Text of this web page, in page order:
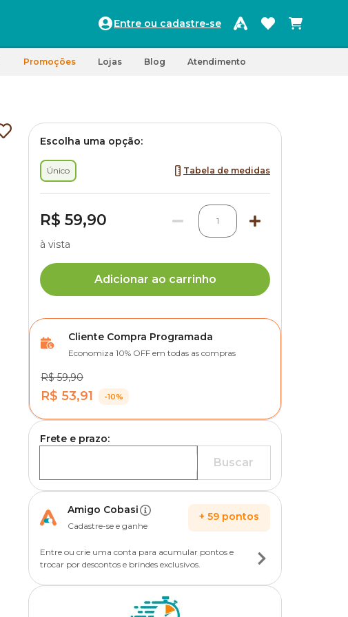
Entre ou cadastre-se
Promoções Lojas Blog Atendimento
Escolha uma opção:
Único Tabela de medidas
R$ 59,90 1
à vista
Adicionar ao carrinho
Cliente Compra Programada
Economiza 10% OFF em todas as compras
R$ 59,90
R$ 53,91 -10%
Frete e prazo:
Buscar
Amigo Cobasi
Cadastre-se e ganhe
+ 59 pontos
Entre ou crie uma conta para acumular pontos e
trocar por descontos e brindes exclusivos.